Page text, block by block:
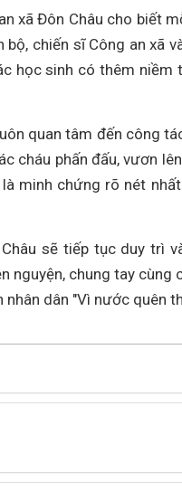
xã Đôn Châu cho biết
chiến sĩ Công an xã
học sinh có thêm
quan tâm đến công
cháu phấn đấu, vươn
minh chứng rõ nét
sẽ tiếp tục duy trì
nguyện, chung tay
dân "Vì nước quên